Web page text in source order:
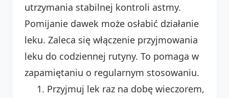
utrzymania stabilnej kontroli astmy.
Pomijanie dawek może osłabić działanie
leku. Zaleca się włączenie przyjmowania
leku do codziennej rutyny. To pomaga w
zapamiętaniu o regularnym stosowaniu.
Przyjmuj lek raz na dobę wieczorem,